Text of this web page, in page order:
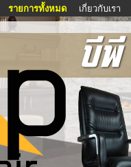
รายการทั้งหมด เกี่ยวกับเรา